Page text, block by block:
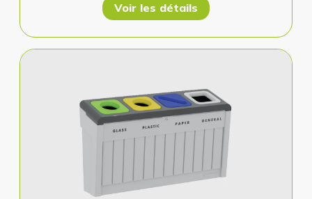
Voir les détails